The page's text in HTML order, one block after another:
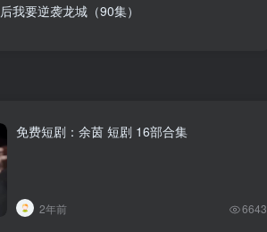
我要逆袭龙城（90集）
免费短剧：余茵 短剧 16部合集
2年前 6643